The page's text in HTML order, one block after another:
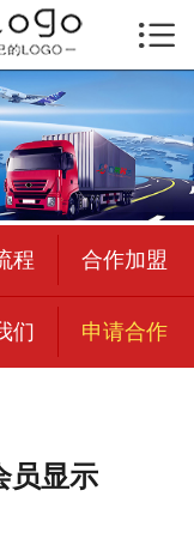
 首页
公司简介
物流新闻
绍兴至全国
合作加盟
宜荣智联

程 合作加盟
们 申请合作
员显示